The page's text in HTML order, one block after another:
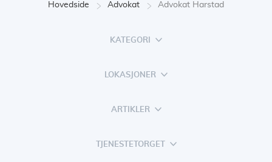
Hovedside Advokat Advokat Harstad
KATEGORI
LOKASJONER
ARTIKLER
TJENESTETORGET